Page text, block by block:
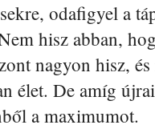
odafigyel a
hisz abban,
nagyon hisz,
élet. De amíg
a maximumot.